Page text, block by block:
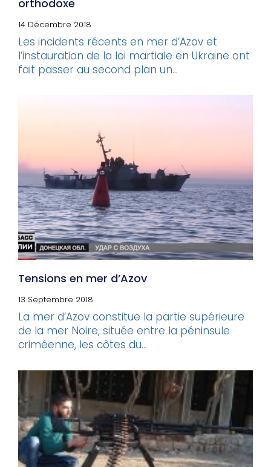
orthodoxe
14 Décembre 2018
Les incidents récents en mer d’Azov et
l’instauration de la loi martiale en Ukraine ont
fait passer au second plan un...
Tensions en mer d’Azov
13 Septembre 2018
La mer d’Azov constitue la partie supérieure
de la mer Noire, située entre la péninsule
criméenne, les côtes du...